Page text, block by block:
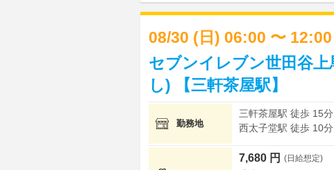
08/30 (日) 06:00 〜 12:00
セブンイレブン世田谷
し) 【三軒茶屋駅】
勤務地
三軒茶屋駅 徒歩 15分
西太子堂駅 徒歩 10分
7,680 円 (日給想定)